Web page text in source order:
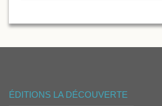
ÉDITIONS LA DÉCOUVERTE